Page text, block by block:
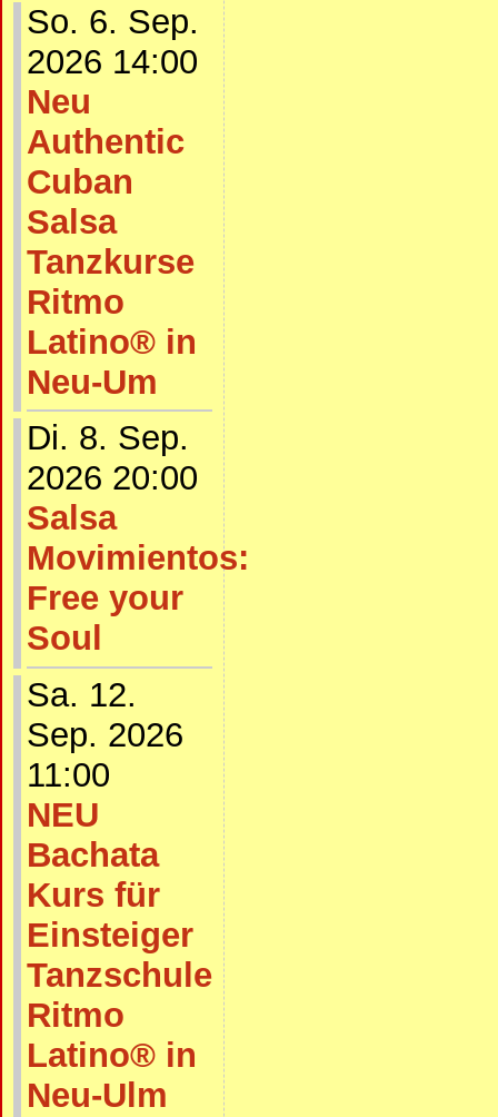
So. 6. Sep.
2026 14:00
Neu
Authentic
Cuban
Salsa
Tanzkurse
Ritmo
Latino® in
Neu-Um
Di. 8. Sep.
2026 20:00
Salsa
Movimientos:
Free your
Soul
Sa. 12.
Sep. 2026
11:00
NEU
Bachata
Kurs für
Einsteiger
Tanzschule
Ritmo
Latino® in
Neu-Ulm